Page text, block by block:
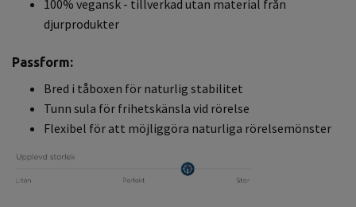
100% vegansk - tillverkad utan material från
djurprodukter
Passform:
Bred i tåboxen för naturlig stabilitet
Tunn sula för frihetskänsla vid rörelse
Flexibel för att möjliggöra naturliga rörelsemönster